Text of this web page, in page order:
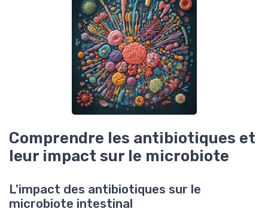
Comprendre les antibiotiques et
leur impact sur le microbiote
L'impact des antibiotiques sur le
microbiote intestinal